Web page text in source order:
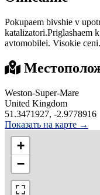
Pokupaem bivshie v
katalizatori.Priglashaem
avtomobilei. Visokie ceni.
Weston-Super-Mare
United Kingdom
51.3471927, -2.9778916
Показать на карте →
+
−